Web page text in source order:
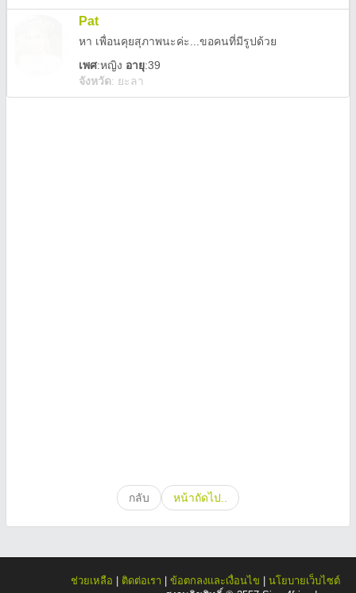
Pat
หา เพื่อนคุยสุภาพนะค่ะ...ขอคนที่มีรูปด้วย
เพศ:หญิง อายุ:39
จังหวัด: ยะลา
กลับ หน้าถัดไป..
ช่วยเหลือ ติดต่อเรา ข้อตกลงและเงื่อนไข
นโยบายเว็บไซต์